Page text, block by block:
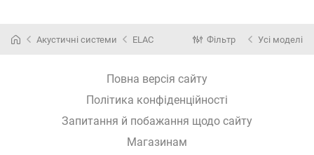
Акустичні системи ELAC Фільтр Усі моделі
Повна версія сайту
Політика конфіденційності
Запитання й побажання щодо сайту
Магазинам